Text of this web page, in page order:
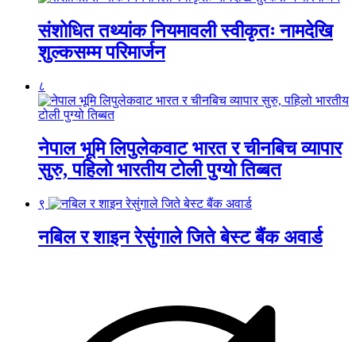
संशोधित तथ्यांक नियमावली स्वीकृतः नामदेखि
शुल्कसम्म परिमार्जन
८
नेपाल भूमि लिपुलेकवाट भारत र चीनबिच व्यापार
सुरु, पहिलो भारतीय टोली पुग्यो तिब्बत
९
नबिल र शाइन रेसुंगाले जिते बेस्ट बैंक अवार्ड